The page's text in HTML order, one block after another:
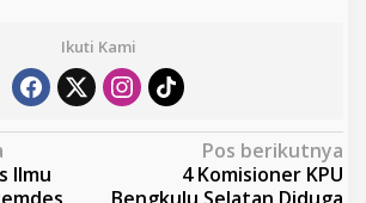
Ikuti Kami
Ilmu
Pos berikutnya
4 Komisioner KPU